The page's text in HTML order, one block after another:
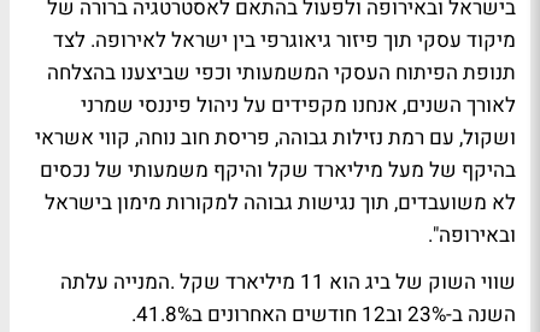
בישראל ובאירופה ולפעול בהתאם לאסטרטגיה ברורה של
מיקוד עסקי תוך פיזור גיאוגרפי בין ישראל לאירופה. לצד
תנופת הפיתוח העסקי המשמעותי וכפי שביצענו בהצלחה
לאורך השנים, אנחנו מקפידים על ניהול פיננסי שמרני
ושקול, עם רמת נזילות גבוהה, פריסת חוב נוחה, קווי אשראי
בהיקף של מעל מיליארד שקל והיקף משמעותי של נכסים
לא משועבדים, תוך נגישות גבוהה למקורות מימון בישראל
ובאירופה".
שווי השוק של ביג הוא 11 מיליארד שקל .המנייה עלתה
השנה ב-23% וב12 חודשים האחרונים ב41.8%.